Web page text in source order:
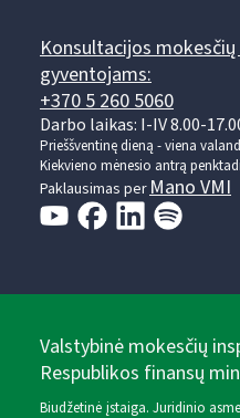
Konsultacijos
gyventojams:
+370 5 260 5060
Darbo laikas: I-IV 8.00-
Prieššventinę dieną - viena
Kiekvieno mėnesio antrą
Paklausimas per Mano VMI
Valstybinė mokesčių
Respublikos finansų
Biudžetinė įstaiga. Juridinio